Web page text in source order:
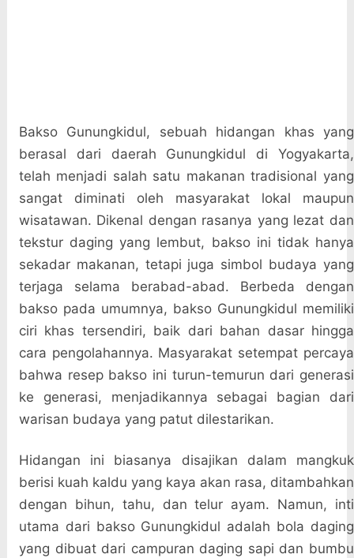
Bakso Gunungkidul, sebuah hidangan khas yang
berasal dari daerah Gunungkidul di Yogyakarta,
telah menjadi salah satu makanan tradisional yang
sangat diminati oleh masyarakat lokal maupun
wisatawan. Dikenal dengan rasanya yang lezat dan
tekstur daging yang lembut, bakso ini tidak hanya
sekadar makanan, tetapi juga simbol budaya yang
terjaga selama berabad-abad. Berbeda dengan
bakso pada umumnya, bakso Gunungkidul memiliki
ciri khas tersendiri, baik dari bahan dasar hingga
cara pengolahannya. Masyarakat setempat percaya
bahwa resep bakso ini turun-temurun dari generasi
ke generasi, menjadikannya sebagai bagian dari
warisan budaya yang patut dilestarikan.
Hidangan ini biasanya disajikan dalam mangkuk
berisi kuah kaldu yang kaya akan rasa, ditambahkan
dengan bihun, tahu, dan telur ayam. Namun, inti
utama dari bakso Gunungkidul adalah bola daging
yang dibuat dari campuran daging sapi dan bumbu